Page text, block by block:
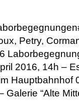
Petry,
2016, 14h –
Hauptbahnhof
“Alte